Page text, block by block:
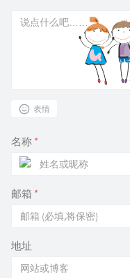
表情
名称 *
邮箱 *
地址